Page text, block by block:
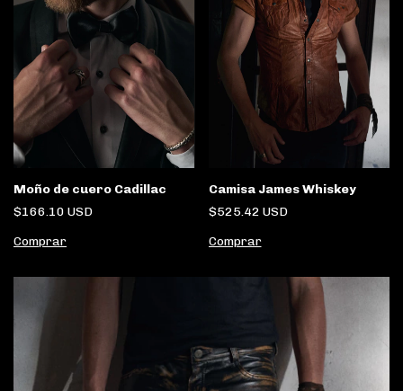
Moño de cuero Cadillac
$166.10 USD
Comprar
Camisa James Whiskey
$525.42 USD
Comprar